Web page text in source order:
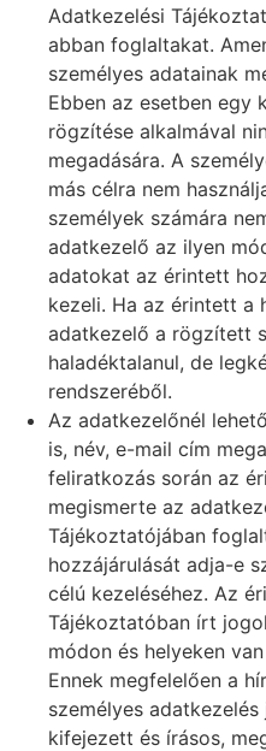
Adatkezelési
abban foglaltakat.
személyes adatainak
Ebben az esetben egy
rögzítése alkalmával
megadására. A
más célra nem
személyek számára
adatkezelő az ilyen
adatokat az érintett
kezeli. Ha az érintett a
adatkezelő a rögzített
haladéktalanul, de
rendszeréből.
Az adatkezelőnél
is, név, e-mail cím
feliratkozás során az
megismerte az
Tájékoztatójában
hozzájárulását adja-e
célú kezeléséhez. Az
Tájékoztatóban írt
módon és helyeken
Ennek megfelelően a
személyes
kifejezett és írásos,